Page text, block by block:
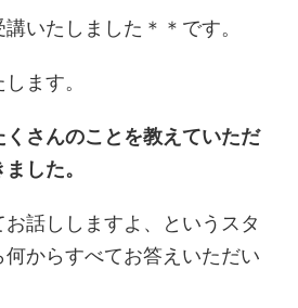
いたしました＊＊です。
ます。
さんのことを教えていただ
した。
話ししますよ、というスタ
何からすべてお答えいただい